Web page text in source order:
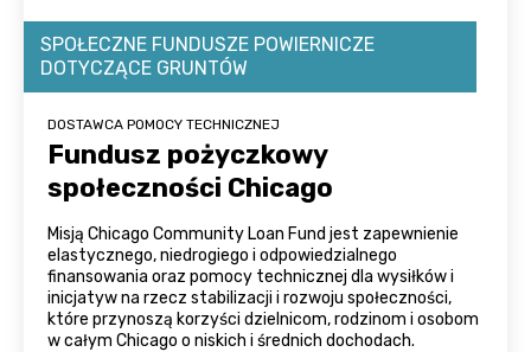
SPOŁECZNE FUNDUSZE POWIERNICZE
DOTYCZĄCE GRUNTÓW
DOSTAWCA POMOCY TECHNICZNEJ
Fundusz pożyczkowy
społeczności Chicago
Misją Chicago Community Loan Fund jest zapewnienie
elastycznego, niedrogiego i odpowiedzialnego
finansowania oraz pomocy technicznej dla wysiłków i
inicjatyw na rzecz stabilizacji i rozwoju społeczności,
które przynoszą korzyści dzielnicom, rodzinom i osobom
w całym Chicago o niskich i średnich dochodach.